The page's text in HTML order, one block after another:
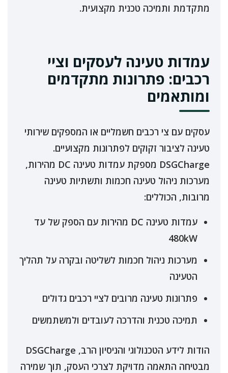
מתקדמת ותמיכה טכנית מקצועית.
עמדות טעינה לעסקים וציי
רכבים: פתרונות מתקדמים
ומותאמים
עסקים עם צי רכבים חשמליים או המספקים שירותי
טעינה לציבור זקוקים לפתרונות מקצועיים.
DSGCharge מספקת עמדות טעינה DC מהירות,
מערכות ניהול טעינה חכמות ותשתיות טעינה
מרובות, הכוללים:
עמדות טעינה DC מהירות עם הספק של עד
480kW
מערכות ניהול חכמות לשליטה ובקרה על תהליך
הטעינה
פתרונות טעינה מרובים לציי רכבים גדולים
תמיכה טכנית והדרכה לעובדים ולמשתמשים
הודות לידע הטכנולוגי והניסיון הרב, DSGCharge
מבטיחה התאמה מדויקת לצרכי העסק, תוך שמירה